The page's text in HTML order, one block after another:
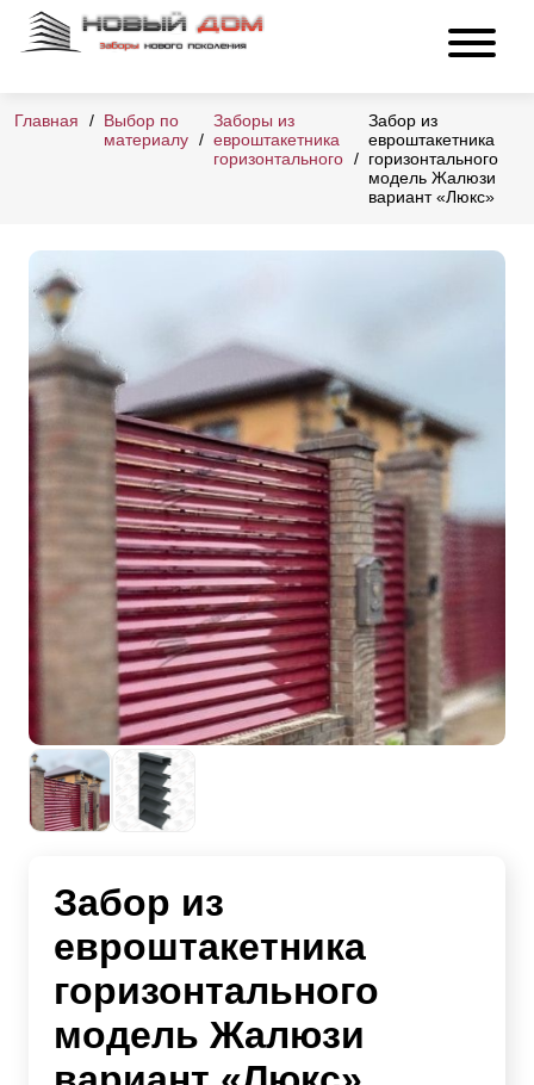
Главная
Выбор по
материалу
Заборы из
евроштакетника
горизонтального
Забор из
евроштакетника
горизонтального
модель Жалюзи
вариант «Люкс»
Забор из
евроштакетника
горизонтального
модель Жалюзи